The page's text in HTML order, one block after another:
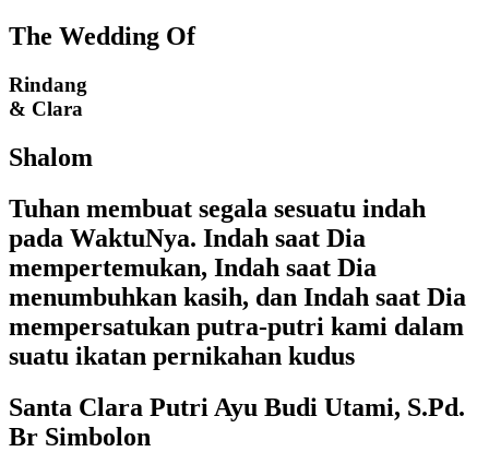
The Wedding Of
Rindang
& Clara
Shalom
Tuhan membuat segala sesuatu indah
pada WaktuNya. Indah saat Dia
mempertemukan, Indah saat Dia
menumbuhkan kasih, dan Indah saat Dia
mempersatukan putra-putri kami dalam
suatu ikatan pernikahan kudus
Santa Clara Putri Ayu Budi Utami, S.Pd.
Br Simbolon